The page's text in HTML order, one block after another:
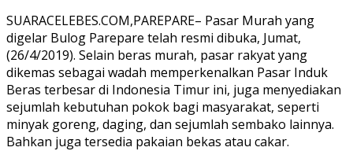
SUARACELEBES.COM,PAREPARE– Pasar Murah yang
digelar Bulog Parepare telah resmi dibuka, Jumat,
(26/4/2019). Selain beras murah, pasar rakyat yang
dikemas sebagai wadah memperkenalkan Pasar Induk
Beras terbesar di Indonesia Timur ini, juga menyediakan
sejumlah kebutuhan pokok bagi masyarakat, seperti
minyak goreng, daging, dan sejumlah sembako lainnya.
Bahkan juga tersedia pakaian bekas atau cakar.